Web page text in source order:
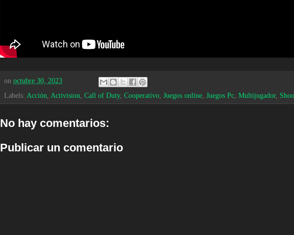
on octubre 30, 2023
Labels: Acción Activision Call of Duty, Cooperativo Juegos online Juegos Pc Multijugador,
No hay comentarios:
Publicar un comentario